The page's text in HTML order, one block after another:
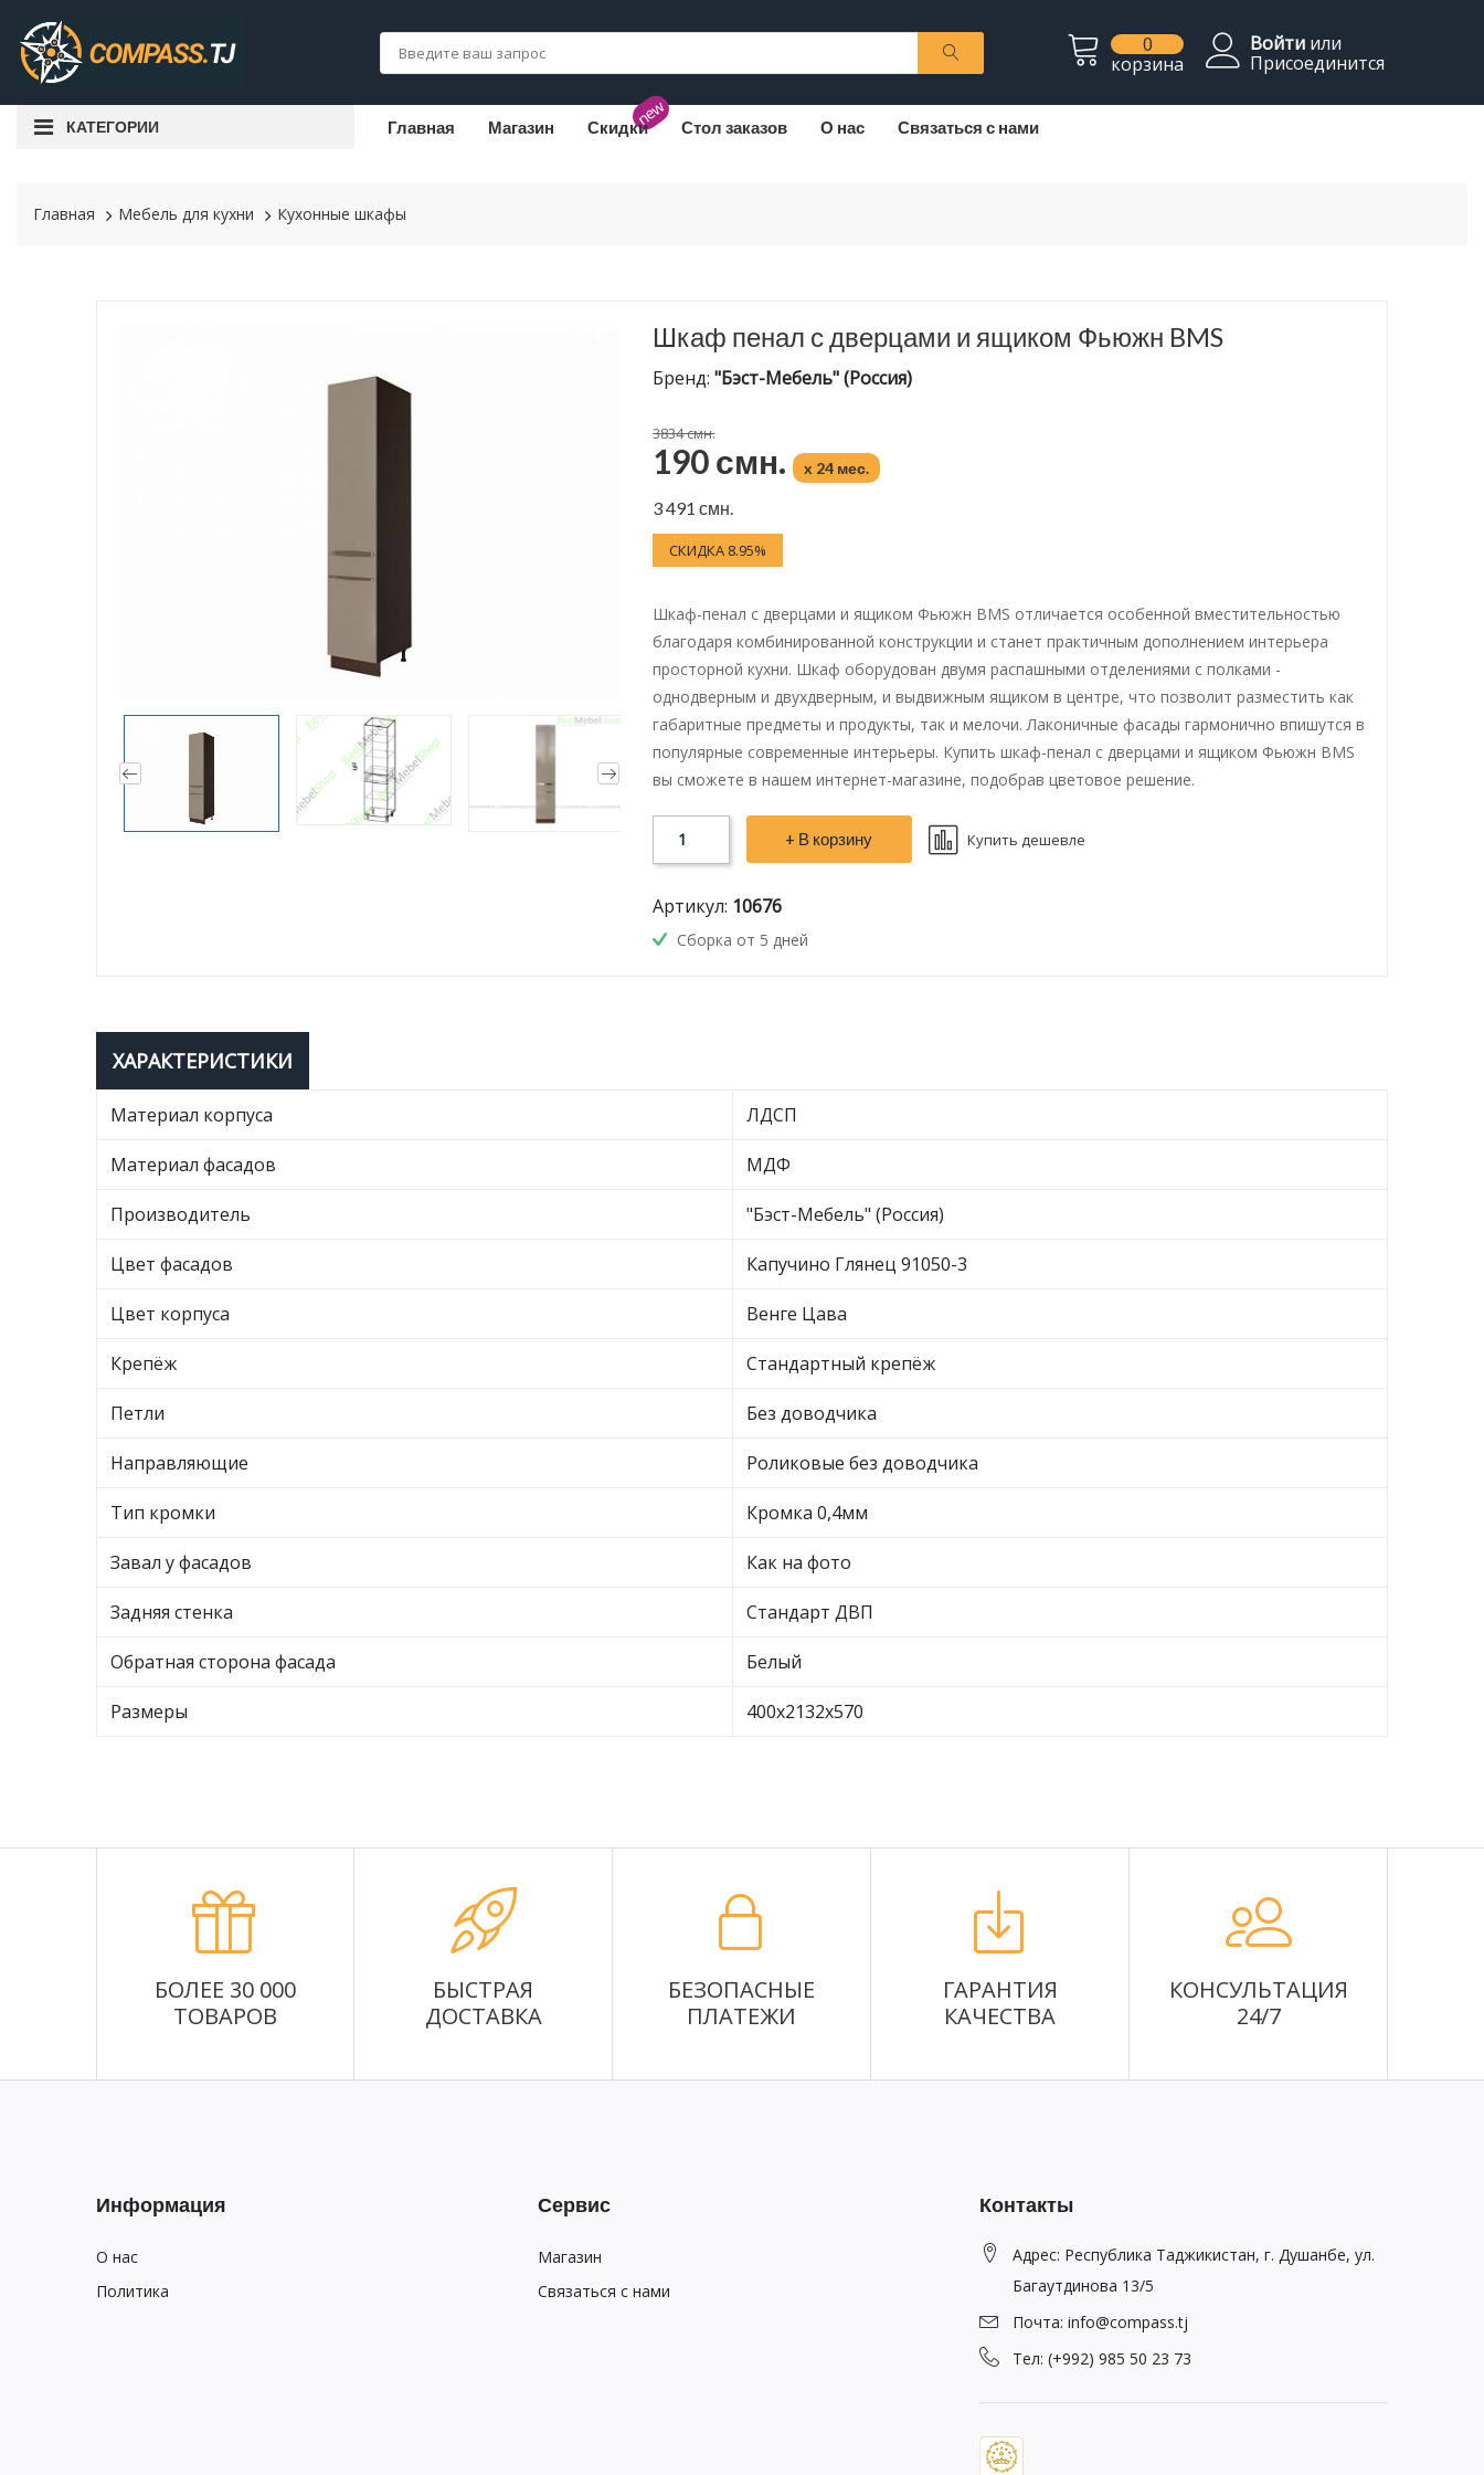
0
корзина
Войти или
Присоединится
КАТЕГОРИИ Главная Магазин new
Скидки Стол заказов О нас Связаться с нами
Главная Мебель для кухни Кухонные шкафы
Шкаф пенал с дверцами и ящиком Фьюжн BMS
Бренд: "Бэст-Мебель" (Россия)
3834 смн.
190 смн. x 24 мес.
3 491 смн.
СКИДКА 8.95%
Шкаф-пенал с дверцами и ящиком Фьюжн BMS отличается особенной вместительностью
благодаря комбинированной конструкции и станет практичным дополнением интерьера
просторной кухни. Шкаф оборудован двумя распашными отделениями с полками -
однодверным и двухдверным, и выдвижным ящиком в центре, что позволит разместить как
габаритные предметы и продукты, так и мелочи. Лаконичные фасады гармонично впишутся в
популярные современные интерьеры. Купить шкаф-пенал с дверцами и ящиком Фьюжн BMS
вы сможете в нашем интернет-магазине, подобрав цветовое решение.
+ В корзину Купить дешевле
Артикул: 10676
Сборка от 5 дней
ХАРАКТЕРИСТИКИ
Материал корпуса ЛДСП
Материал фасадов МДФ
Производитель "Бэст-Мебель" (Россия)
Цвет фасадов Капучино Глянец 91050-3
Цвет корпуса Венге Цава
Крепёж Стандартный крепёж
Петли Без доводчика
Направляющие Роликовые без доводчика
Тип кромки Кромка 0,4мм
Завал у фасадов Как на фото
Задняя стенка Стандарт ДВП
Обратная сторона фасада Белый
Размеры 400х2132х570
БОЛЕЕ 30 000
ТОВАРОВ
БЫСТРАЯ
ДОСТАВКА
БЕЗОПАСНЫЕ
ПЛАТЕЖИ
ГАРАНТИЯ
КАЧЕСТВА
КОНСУЛЬТАЦИЯ
24/7
Информация
О нас
Политика
Сервис
Магазин
Связаться с нами
Контакты
Адрес: Республика Таджикистан, г. Душанбе, ул.
Багаутдинова 13/5
Почта: info@compass.tj
Тел: (+992) 985 50 23 73